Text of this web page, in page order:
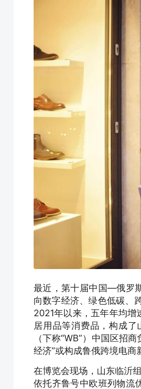
最近，第十届中国—俄罗
向数字经济、绿色低碳、
2021年以来，五年年均
居用品等消费品，构成
（下称“WB”）中国区招
经济”或构成鲁俄跨境电商
在博览会现场，山东临沂
依托齐鲁号中欧班列物流